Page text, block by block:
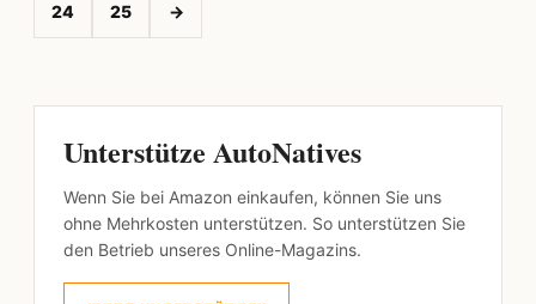
24 25 →
Unterstütze AutoNatives
Wenn Sie bei Amazon einkaufen, können Sie uns
ohne Mehrkosten unterstützen. So unterstützen Sie
den Betrieb unseres Online-Magazins.